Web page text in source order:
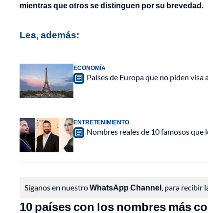
mientras que otros se distinguen por su brevedad.
Lea, además:
ECONOMÍA
Países de Europa que no piden visa
ENTRETENIMIENTO
Nombres reales de 10 famosos que
Síganos en nuestroWhatsApp Channel, para recibir
10 países con los nombres más